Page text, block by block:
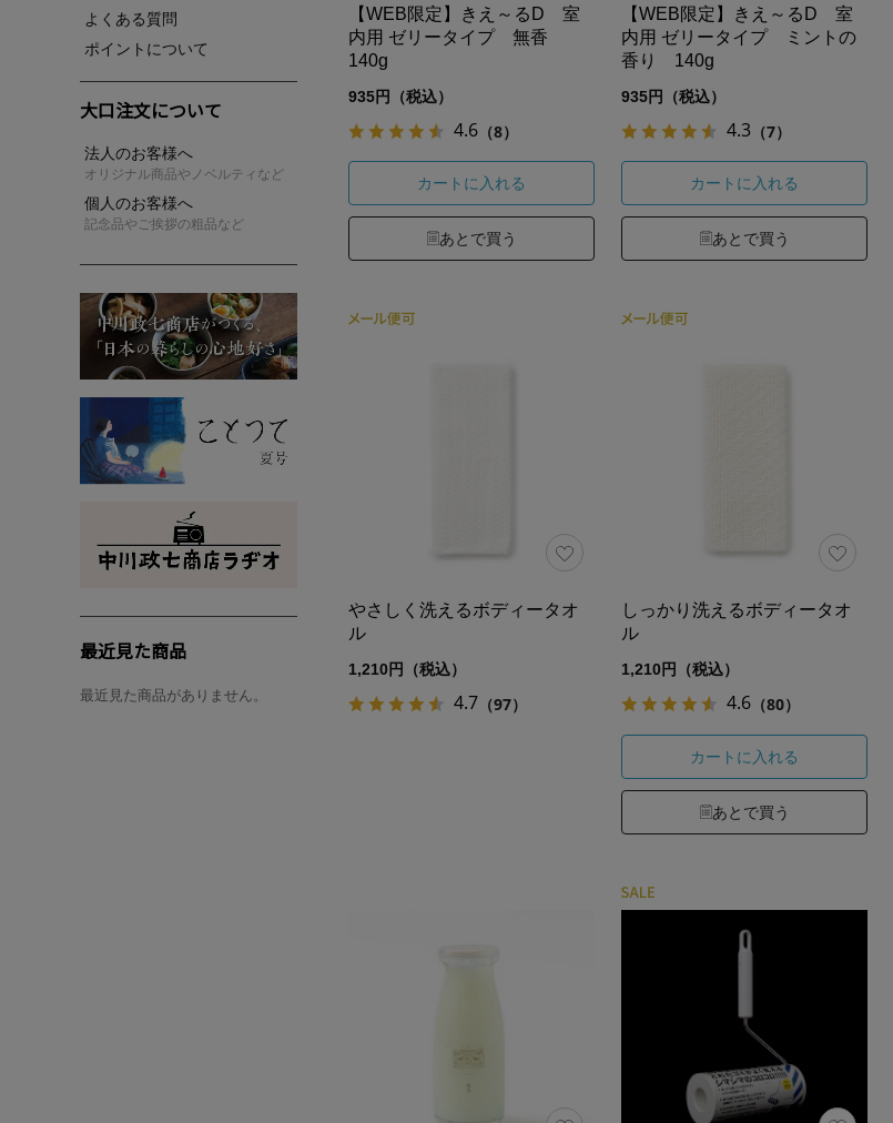
よくある質問
ポイントについて
大口注文について
法人のお客様へ
オリジナル商品やノベルティなど
個人のお客様へ
記念品やご挨拶の粗品など
最近見た商品
最近見た商品がありません。
【WEB限定】きえ～るD 室
内用 ゼリータイプ 無香
140g
935円（税込）
4.6 （8）
カートに入れる
あとで買う
【WEB限定】きえ～るD 室
内用 ゼリータイプ ミントの
香り 140g
935円（税込）
4.3 （7）
カートに入れる
あとで買う
やさしく洗えるボディータオ
ル
1,210円（税込）
4.7 （97）
しっかり洗えるボディータオ
ル
1,210円（税込）
4.6 （80）
カートに入れる
あとで買う